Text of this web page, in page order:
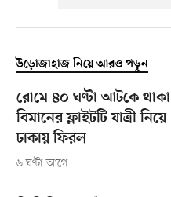
উড়োজাহাজ নিয়ে আরও পড়ুন
রোমে ৪০ ঘণ্টা আটকে থাকা
বিমানের ফ্লাইটটি যাত্রী নিয়ে
ঢাকায় ফিরল
৬ ঘণ্টা আগে